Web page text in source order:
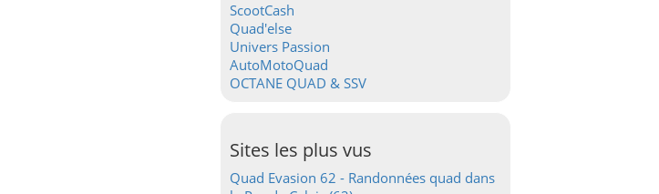
ScootCash
Quad'else
Univers Passion
AutoMotoQuad
OCTANE QUAD & SSV
Sites les plus vus
Quad Evasion 62 - Randonnées quad dans